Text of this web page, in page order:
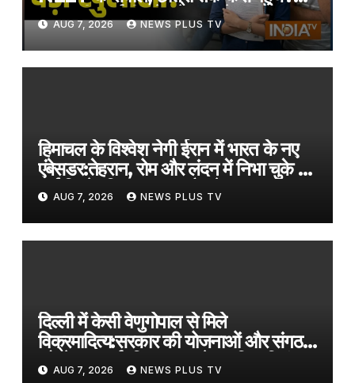
CBI की चार्जशीट में बड़े खुलासे​on
August 7, 2026 at 10:47 am
AUG 7, 2026 NEWS PLUS TV
हिमाचल के विश्वेश नेगी ईरान में भारत के नए
एंबेसडर:तेहरान, रोम और लंदन में निभा चुके हैं
कई जिम्मेदारियां; 2002 बैच के IFS
अधिकारी हैं
AUG 7, 2026 NEWS PLUS TV
दिल्ली में केसी वेणुगोपाल से मिले
विक्रमादित्य:सरकार की योजनाओं और संगठन
को लेकर चर्चा; हिमाचल आने का दिया निमंत्रण
AUG 7, 2026 NEWS PLUS TV